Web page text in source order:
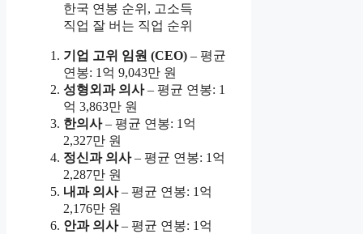
한국 연봉 순위, 고소득
직업 잘 버는 직업 순위
기업 고위 임원 (CEO) – 평균
연봉: 1억 9,043만 원
성형외과 의사– 평균 연봉: 1
억 3,863만 원
한의사– 평균 연봉: 1억
2,327만 원
정신과 의사– 평균 연봉: 1억
2,287만 원
내과 의사– 평균 연봉: 1억
2,176만 원
안과 의사– 평균 연봉: 1억